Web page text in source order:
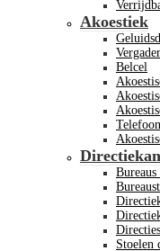
Akoestiek
Belcel
Stoelen